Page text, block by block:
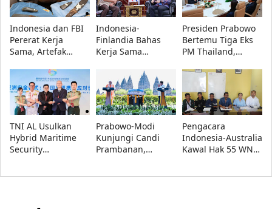
Indonesia dan FBI
Pererat Kerja
Sama, Artefak
Resmi Dipulangkan
Indonesia-
Finlandia Bahas
Kerja Sama
C4ISR hingga
Keamanan Siber
Presiden Prabowo
Bertemu Tiga Eks
PM Thailand,
dan Penguatan
Ekonomi Indonesia
TNI AL Usulkan
Hybrid Maritime
Security
Prabowo-Modi
Kunjungi Candi
Prambanan,
Pengacara
Indonesia-Australia
Kawal Hak 55 WNI